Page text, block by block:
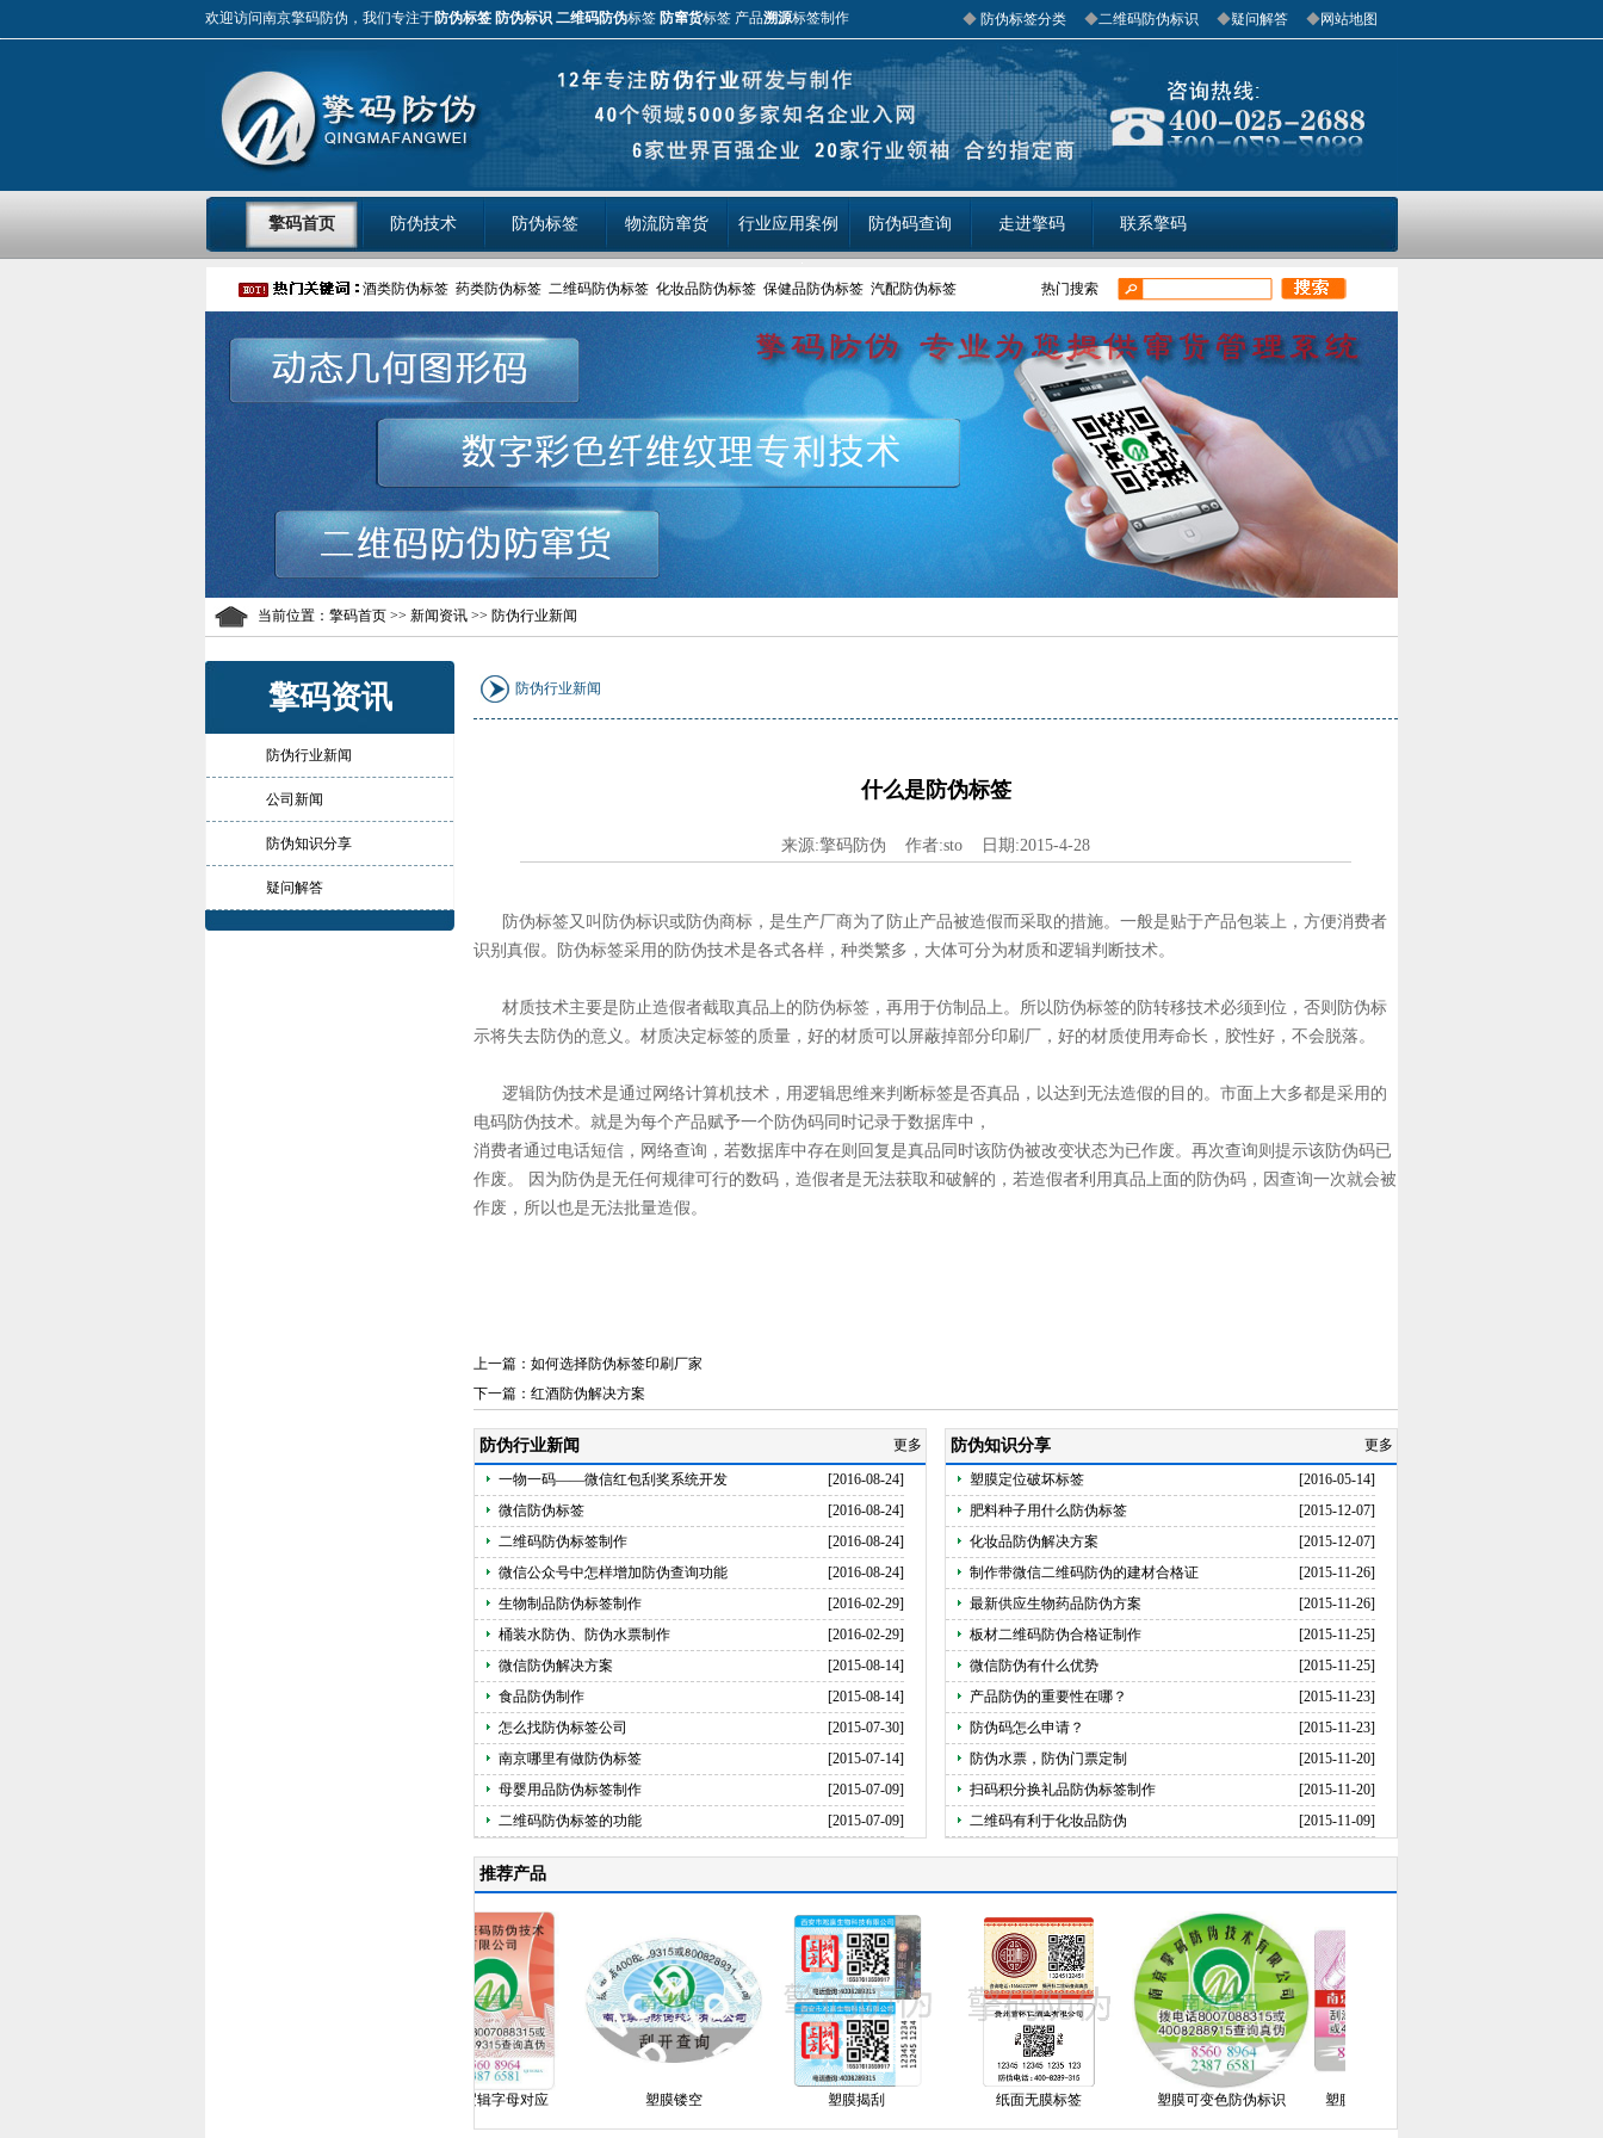
欢迎访问南京擎码防伪，我们专注于防伪标签 防伪标识 二维码防伪标签 防窜货标签 产品溯源标签制作 ◆ 防伪标签分类 ◆二维码防伪标识 ◆疑问解答 ◆网站地图
擎码首页 防伪技术 防伪标签 物流防窜货 行业应用案例 防伪码查询 走进擎码 联系擎码
酒类防伪标签 药类防伪标签 二维码防伪标签 化妆品防伪标签 保健品防伪标签 汽配防伪标签 热门搜索
当前位置： 擎码首页 >> 新闻资讯 >> 防伪行业新闻
擎码资讯
防伪行业新闻
公司新闻
防伪知识分享
疑问解答
防伪行业新闻
什么是防伪标签
来源:擎码防伪 作者:sto 日期:2015-4-28
防伪标签又叫防伪标识或防伪商标，是生产厂商为了防止产品被造假而采取的措施。一般是贴于产品包装上，方便消费者
识别真假。防伪标签采用的防伪技术是各式各样，种类繁多，大体可分为材质和逻辑判断技术。
材质技术主要是防止造假者截取真品上的防伪标签，再用于仿制品上。所以防伪标签的防转移技术必须到位，否则防伪标
示将失去防伪的意义。材质决定标签的质量，好的材质可以屏蔽掉部分印刷厂，好的材质使用寿命长，胶性好，不会脱落。
逻辑防伪技术是通过网络计算机技术，用逻辑思维来判断标签是否真品，以达到无法造假的目的。市面上大多都是采用的
电码防伪技术。就是为每个产品赋予一个防伪码同时记录于数据库中，
消费者通过电话短信，网络查询，若数据库中存在则回复是真品同时该防伪被改变状态为已作废。再次查询则提示该防伪码已
作废。 因为防伪是无任何规律可行的数码，造假者是无法获取和破解的，若造假者利用真品上面的防伪码，因查询一次就会被
作废，所以也是无法批量造假。
上一篇： 如何选择防伪标签印刷厂家
下一篇： 红酒防伪解决方案
防伪行业新闻 更多
[2016-08-24]
一物一码——微信红包刮奖系统开发
[2016-08-24]
微信防伪标签
[2016-08-24]
二维码防伪标签制作
[2016-08-24]
微信公众号中怎样增加防伪查询功能
[2016-02-29]
生物制品防伪标签制作
[2016-02-29]
桶装水防伪、防伪水票制作
[2015-08-14]
微信防伪解决方案
[2015-08-14]
食品防伪制作
[2015-07-30]
怎么找防伪标签公司
[2015-07-14]
南京哪里有做防伪标签
[2015-07-09]
母婴用品防伪标签制作
[2015-07-09]
二维码防伪标签的功能
防伪知识分享 更多
[2016-05-14]
塑膜定位破坏标签
[2015-12-07]
肥料种子用什么防伪标签
[2015-12-07]
化妆品防伪解决方案
[2015-11-26]
制作带微信二维码防伪的建材合格证
[2015-11-26]
最新供应生物药品防伪方案
[2015-11-25]
板材二维码防伪合格证制作
[2015-11-25]
微信防伪有什么优势
[2015-11-23]
产品防伪的重要性在哪？
[2015-11-23]
防伪码怎么申请？
[2015-11-20]
防伪水票，防伪门票定制
[2015-11-20]
扫码积分换礼品防伪标签制作
[2015-11-09]
二维码有利于化妆品防伪
推荐产品
塑膜逻辑字母对应 塑膜镂空 塑膜揭刮 纸面无膜标签 塑膜可变色防伪标识 塑膜可变大小码防伪标识